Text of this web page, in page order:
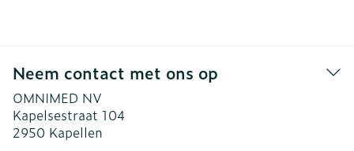
Neem contact met ons op
OMNIMED NV
Kapelsestraat 104
2950 Kapellen